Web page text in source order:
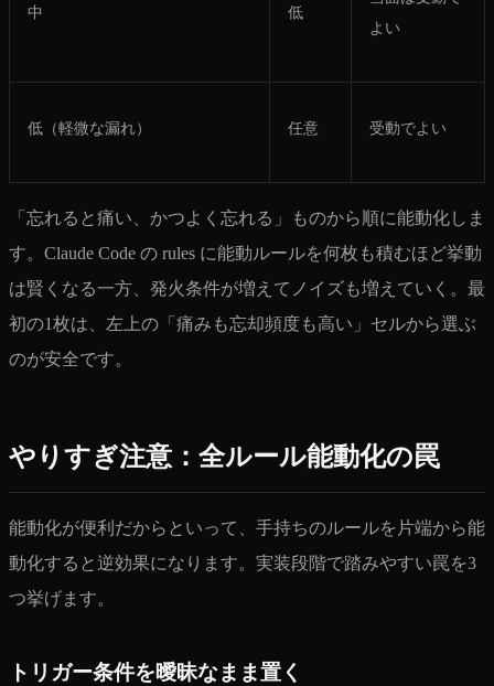
中 低
よい
低（軽微な漏れ） 任意 受動でよい
「忘れると痛い、かつよく忘れる」ものから順に能動化しま
す。Claude Code の rules に能動ルールを何枚も積むほど挙動
は賢くなる一方、発火条件が増えてノイズも増えていく。最
初の1枚は、左上の「痛みも忘却頻度も高い」セルから選ぶ
のが安全です。
やりすぎ注意：全ルール能動化の罠
能動化が便利だからといって、手持ちのルールを片端から能
動化すると逆効果になります。実装段階で踏みやすい罠を3
つ挙げます。
トリガー条件を曖昧なまま置く